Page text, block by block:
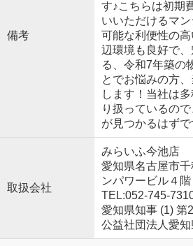
備考
す♪こちらは初期
いいただけるマ
可能な利便性の
辺環境も良好で
る、令和7年築の
とでお悩みの方
します！当社は
り扱っているの
が見つかるはず
取扱会社
みらいふ今池店
愛知県名古屋市
ンパワービル４階
TEL:052-745-
愛知県知事 (1) 第
公益社団法人愛